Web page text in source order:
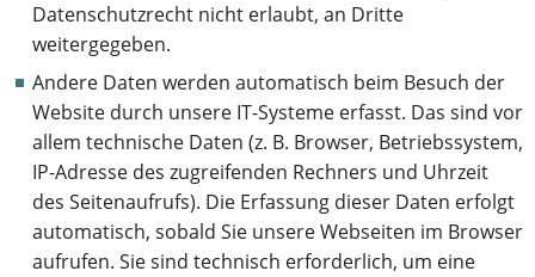
Datenschutzrecht nicht erlaubt, an Dritte
weitergegeben.
Andere Daten werden automatisch beim Besuch der
Website durch unsere IT-Systeme erfasst. Das sind vor
allem technische Daten (z. B. Browser, Betriebssystem,
IP-Adresse des zugreifenden Rechners und Uhrzeit
des Seitenaufrufs). Die Erfassung dieser Daten erfolgt
automatisch, sobald Sie unsere Webseiten im Browser
aufrufen. Sie sind technisch erforderlich, um eine